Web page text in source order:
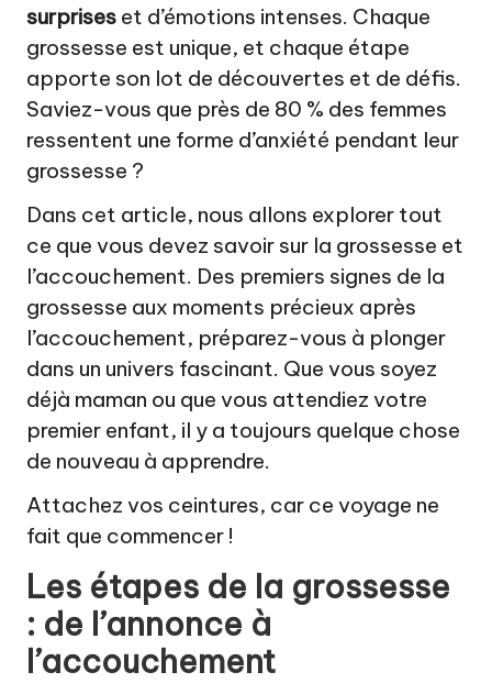
surprises et d’émotions intenses. Chaque
grossesse est unique, et chaque étape
apporte son lot de découvertes et de défis.
Saviez-vous que près de 80 % des femmes
ressentent une forme d’anxiété pendant leur
grossesse ?
Dans cet article, nous allons explorer tout
ce que vous devez savoir sur la grossesse et
l’accouchement. Des premiers signes de la
grossesse aux moments précieux après
l’accouchement, préparez-vous à plonger
dans un univers fascinant. Que vous soyez
déjà maman ou que vous attendiez votre
premier enfant, il y a toujours quelque chose
de nouveau à apprendre.
Attachez vos ceintures, car ce voyage ne
fait que commencer !
Les étapes de la grossesse
: de l’annonce à
l’accouchement